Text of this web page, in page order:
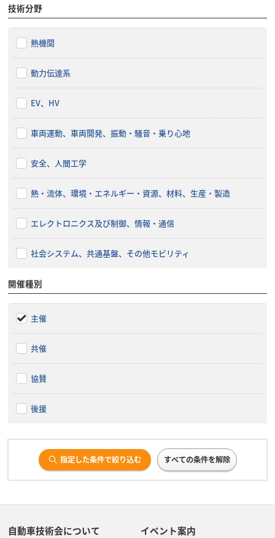
技術分野
熱機関
動力伝達系
EV、HV
車両運動、車両開発、振動・騒音・乗り心地
安全、人間工学
熱・流体、環境・エネルギー・資源、材料、生産・製造
エレクトロニクス及び制御、情報・通信
社会システム、共通基盤、その他モビリティ
開催種別
主催
共催
協賛
後援
指定した条件で絞り込む すべての条件を解除
自動車技術会について イベント案内